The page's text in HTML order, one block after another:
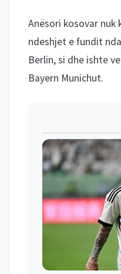
Anësori kosovar nuk
ndeshjet e fundit
Berlin, si dhe ishte
Bayern Munichut.